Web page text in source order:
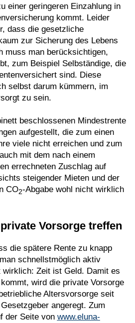
einer geringeren Einzahlung in
kommt. Leider
dass die gesetzliche
zur Sicherung des Lebens
muss man berücksichtigen,
zum Beispiel Selbständige, die
sind. Diese
selbst darum kümmern, im
zu sein.
beschlossenen Mindestrente
aufgestellt, die zum einen
viele nicht erreichen und zum
mit dem nach einem
errechneten Zuschlag auf
steigender Mieten und der
CO2-Abgabe wohl nicht wirklich
Vorsorge treffen
die spätere Rente zu knapp
schnellstmöglich aktiv
wirklich: Zeit ist Geld. Damit es
wird die private Vorsorge
Altersvorsorge seit
angeregt. Zum
der Seite von www.eluna-